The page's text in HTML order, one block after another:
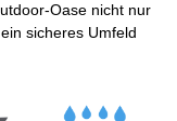
Oase nicht nur
sicheres Umfeld